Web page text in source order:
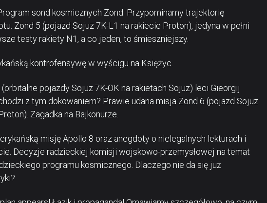
sond kosmicznych Zond. Przypominamy trajektorię
Zond 5 (pojazd Sojuz 7K-L1 na rakiecie Proton), jedyna w pełni
testy rakiety N1, a co jeden, to śmieszniejszy.
kontrofensywę w wyścigu na Księżyc.
pojazdy Sojuz 7K-OK na rakietach Sojuz) leci Gieorgij
z tym dokowaniem? Prawie udana misja Zond 6 (pojazd Sojuz
Zagadka na Bajkonurze.
misję Apollo 8 oraz anegdoty o nielegalnych lekturach i
Decyzje radzieckiej komisji wojskowo-przemysłowej na temat
programu kosmicznego. Dlaczego nie da się już